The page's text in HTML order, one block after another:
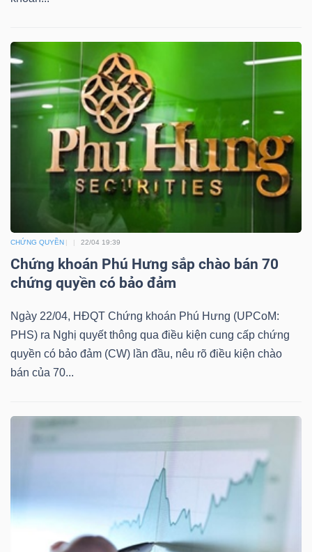
CHỨNG QUYỀN 22/04 19:39
Chứng khoán Phú Hưng sắp chào bán 70
chứng quyền có bảo đảm
Ngày 22/04, HĐQT Chứng khoán Phú Hưng (UPCoM:
PHS) ra Nghị quyết thông qua điều kiện cung cấp chứng
quyền có bảo đảm (CW) lần đầu, nêu rõ điều kiện chào
bán của 70...
YẾU
TIÊU
DÙNG
THIẾT
CHĂM
SỨC
KHỎE
TÀI